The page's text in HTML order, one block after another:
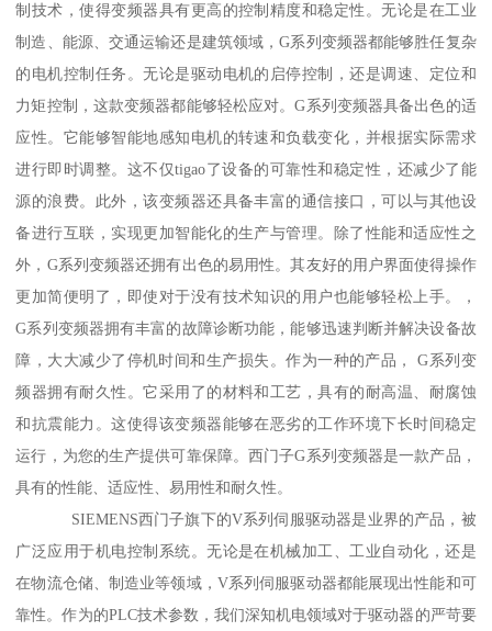
制技术，使得变频器具有更高的控制精度和稳定性。无论是在工业
制造、能源、交通运输还是建筑领域，G系列变频器都能够胜任复杂
的电机控制任务。无论是驱动电机的启停控制，还是调速、定位和
力矩控制，这款变频器都能够轻松应对。G系列变频器具备出色的适
应性。它能够智能地感知电机的转速和负载变化，并根据实际需求
进行即时调整。这不仅tigao了设备的可靠性和稳定性，还减少了能
源的浪费。此外，该变频器还具备丰富的通信接口，可以与其他设
备进行互联，实现更加智能化的生产与管理。除了性能和适应性之
外，G系列变频器还拥有出色的易用性。其友好的用户界面使得操作
更加简便明了，即使对于没有技术知识的用户也能够轻松上手。，
G系列变频器拥有丰富的故障诊断功能，能够迅速判断并解决设备故
障，大大减少了停机时间和生产损失。作为一种的产品， G系列变
频器拥有耐久性。它采用了的材料和工艺，具有的耐高温、耐腐蚀
和抗震能力。这使得该变频器能够在恶劣的工作环境下长时间稳定
运行，为您的生产提供可靠保障。西门子G系列变频器是一款产品，
具有的性能、适应性、易用性和耐久性。
SIEMENS西门子旗下的V系列伺服驱动器是业界的产品，被
广泛应用于机电控制系统。无论是在机械加工、工业自动化，还是
在物流仓储、制造业等领域，V系列伺服驱动器都能展现出性能和可
靠性。作为的PLC技术参数，我们深知机电领域对于驱动器的严苛要